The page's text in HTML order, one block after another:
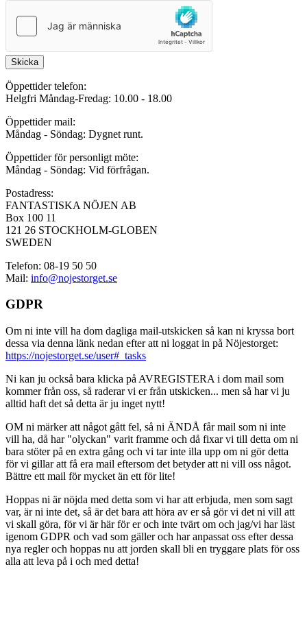
Skicka
Öppettider telefon:
Helgfri Måndag-Fredag: 10.00 - 18.00
Öppettider mail:
Måndag - Söndag: Dygnet runt.
Öppettider för personligt möte:
Måndag - Söndag: Vid förfrågan.
Postadress:
FANTASTISKA NÖJEN AB
Box 100 11
121 26 STOCKHOLM-GLOBEN
SWEDEN
Telefon: 08-19 50 50
Mail: info@nojestorget.se
GDPR
Om ni inte vill ha dom dagliga mail-utskicken så kan ni kryssa bort
dessa via denna länk nedan efter att ni loggat in på Nöjestorget:
https://nojestorget.se/user#_tasks
Ni kan ju också bara klicka på AVREGISTERA i dom mail som
kommer från oss, så raderar vi er från utskicken... men så har vi ju
alltid haft det så detta är ju inget nytt!
OM ni märker att något gått fel, så ni ÄNDÅ får mail som ni inte
vill ha, då har "olyckan" varit framme och då fixar vi till detta om ni
bara stöter på en extra gång och vi tar inte illa upp om ni gör detta
för vi gillar att få era mail eftersom det betyder att ni vill oss något.
Bättre ett mail för mycket än ett för lite!
Hoppas ni är nöjda med detta som vi har att erbjuda, men som sagt
var, är ni inte det, så är det bara att höra av er så gör vi det ni vill att
vi skall göra, för vi är här för er och inte tvärt om och jag/vi har läst
igenom GDPR och vad som gäller och har anpassat oss efter dessa
nya regler och hoppas nu att jorden skall bli en tryggare plats för oss
alla att leva på i och med detta!